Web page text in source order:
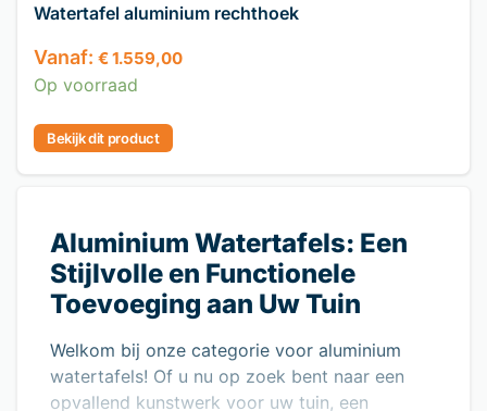
Watertafel aluminium rechthoek
Vanaf: €1.559,00
Op voorraad
Bekijk dit product
Aluminium Watertafels: Een
Stijlvolle en Functionele
Toevoeging aan Uw Tuin
Welkom bij onze categorie voor aluminium
watertafels! Of u nu op zoek bent naar een
opvallend kunstwerk voor uw tuin, een